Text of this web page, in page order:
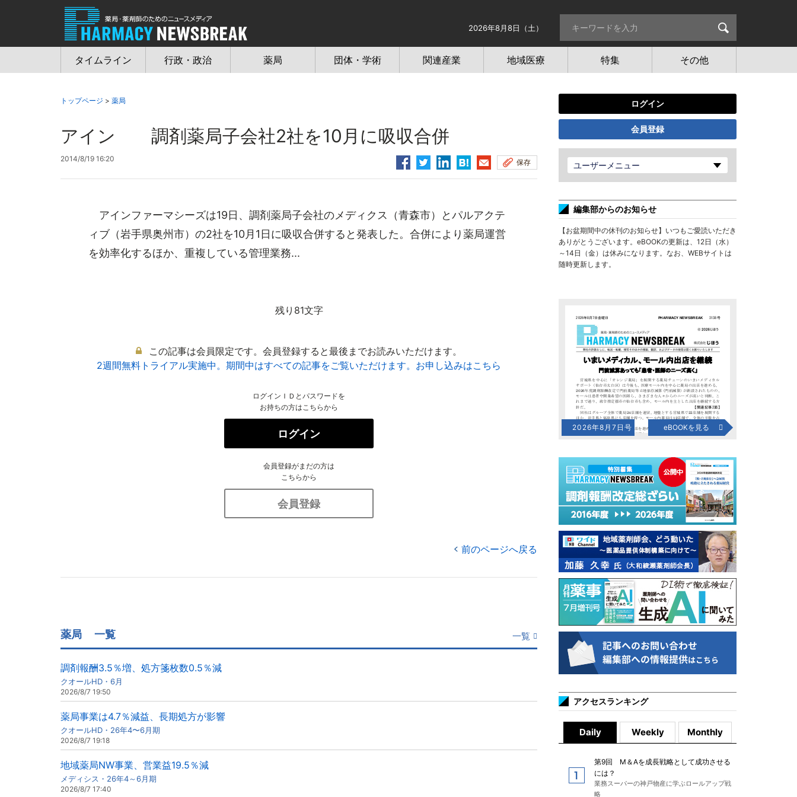
2026年8月8日（土）
タイムライン 行政・政治 薬局 団体・学術 関連産業 地域医療 特集 その他
トップページ > 薬局
アイン 調剤薬局子会社2社を10月に吸収合併
2014/8/19 16:20 保存
アインファーマシーズは19日、調剤薬局子会社のメディクス（青森市）とパルアクテ
ィブ（岩手県奥州市）の2社を10月1日に吸収合併すると発表した。合併により薬局運営
を効率化するほか、重複している管理業務...
残り81文字
この記事は会員限定です。会員登録すると最後までお読みいただけます。
2週間無料トライアル実施中。期間中はすべての記事をご覧いただけます。お申し込みはこちら
ログインＩＤとパスワードを
お持ちの方はこちらから
ログイン
会員登録がまだの方は
こちらから
会員登録
前のページへ戻る
薬局 一覧 一覧
調剤報酬3.5％増、処方箋枚数0.5％減
クオールHD・6月
2026/8/7 19:50
薬局事業は4.7％減益、長期処方が影響
クオールHD・26年4〜6月期
2026/8/7 19:18
地域薬局NW事業、営業益19.5％減
メディシス・26年4～6月期
2026/8/7 17:40
ログイン
会員登録
ユーザーメニュー
編集部からのお知らせ
【お盆期間中の休刊のお知らせ】いつもご愛読いただき
ありがとうございます。eBOOKの更新は、12日（水）
～14日（金）は休みになります。なお、WEBサイトは
随時更新します。
2026年8月7日号 eBOOKを見る
アクセスランキング
Daily Weekly Monthly
第9回 M＆Aを成長戦略として成功させる
には？
業務スーパーの神戸物産に学ぶロールアップ戦
略